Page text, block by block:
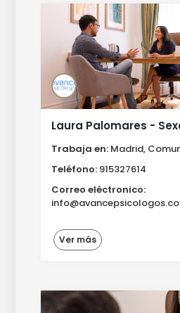
Laura Palomares -
Trabaja en: Madrid,
Teléfono: 915327614
Correo eléctronico:
Ver más